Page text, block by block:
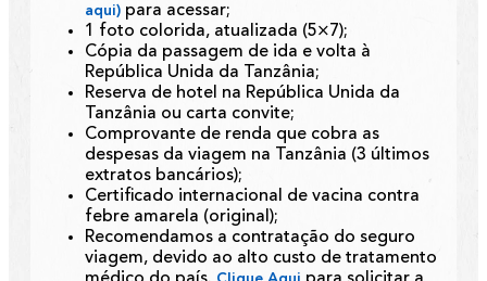
aqui) para acessar;
1 foto colorida, atualizada (5×7);
Cópia da passagem de ida e volta à
República Unida da Tanzânia;
Reserva de hotel na República Unida da
Tanzânia ou carta convite;
Comprovante de renda que cobra as
despesas da viagem na Tanzânia (3 últimos
extratos bancários);
Certificado internacional de vacina contra
febre amarela (original);
Recomendamos a contratação do seguro
viagem, devido ao alto custo de tratamento